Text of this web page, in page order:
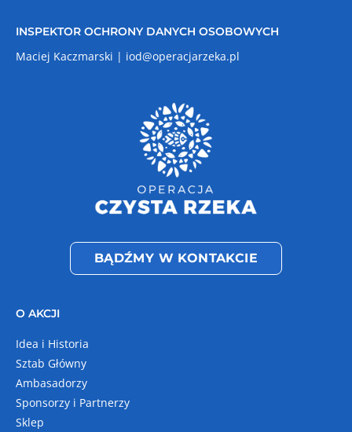
INSPEKTOR OCHRONY DANYCH OSOBOWYCH
Maciej Kaczmarski | iod@operacjarzeka.pl
BĄDŹMY W KONTAKCIE
O AKCJI
Idea i Historia
Sztab Główny
Ambasadorzy
Sponsorzy i Partnerzy
Sklep